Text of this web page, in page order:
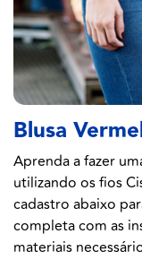
Blusa
Aprenda a fazer
utilizando os fios
cadastro abaixo
completa com as
materiais